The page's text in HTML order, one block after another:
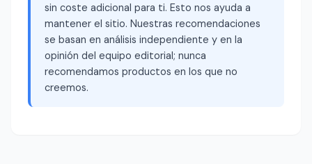
sin coste adicional para ti. Esto nos ayuda a
mantener el sitio. Nuestras recomendaciones
se basan en análisis independiente y en la
opinión del equipo editorial; nunca
recomendamos productos en los que no
creemos.